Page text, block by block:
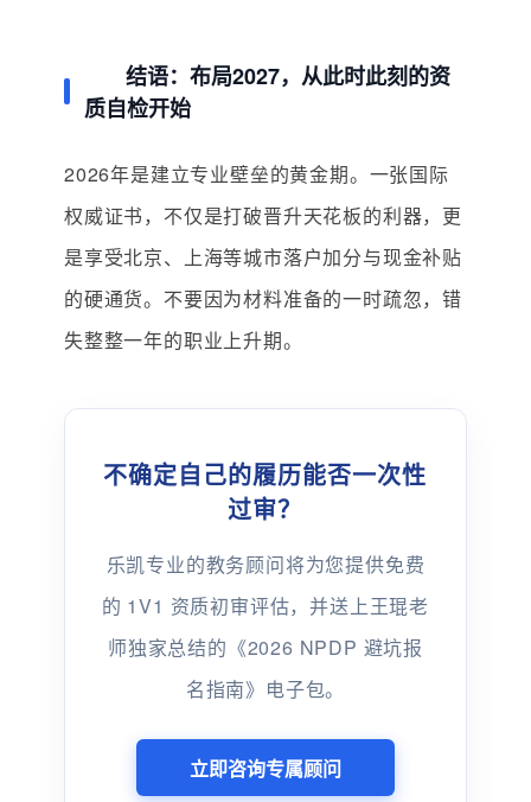
结语：布局2027，从此时此刻的资
质自检开始
2026年是建立专业壁垒的黄金期。一张国际
权威证书，不仅是打破晋升天花板的利器，更
是享受北京、上海等城市落户加分与现金补贴
的硬通货。不要因为材料准备的一时疏忽，错
失整整一年的职业上升期。
不确定自己的履历能否一次性
过审？
乐凯专业的教务顾问将为您提供免费
的 1V1 资质初审评估，并送上王琨老
师独家总结的《2026 NPDP 避坑报
名指南》电子包。
立即咨询专属顾问